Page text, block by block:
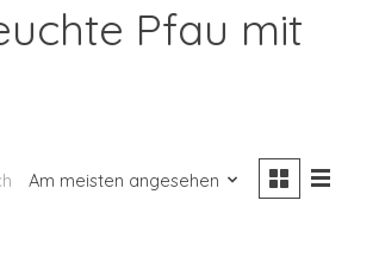
Pfau mit
Am meisten angesehen